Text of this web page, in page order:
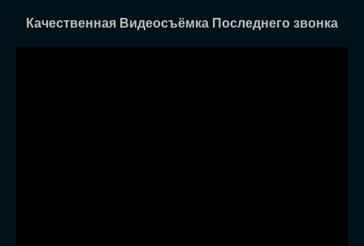
Качественная Видеосъёмка Последнего звонка